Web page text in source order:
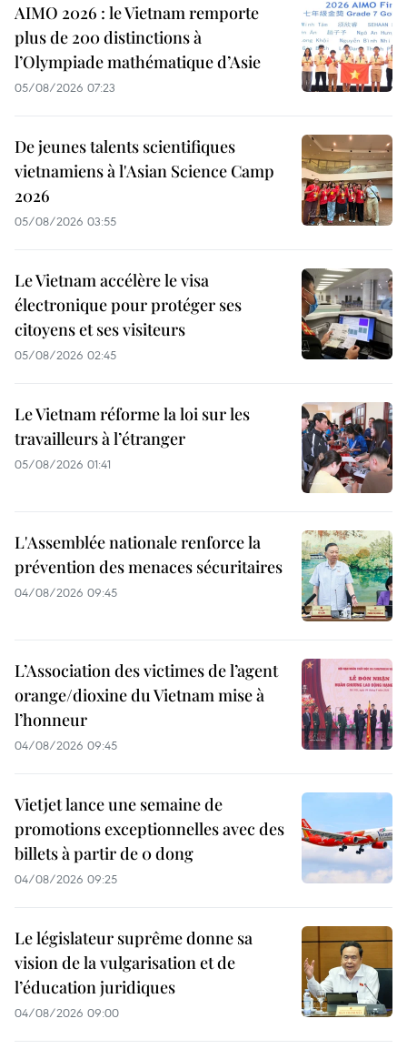
AIMO 2026 : le Vietnam remporte
plus de 200 distinctions à
l’Olympiade mathématique d’Asie
05/08/2026 07:23
De jeunes talents scientifiques
vietnamiens à l'Asian Science Camp
2026
05/08/2026 03:55
Le Vietnam accélère le visa
électronique pour protéger ses
citoyens et ses visiteurs
05/08/2026 02:45
Le Vietnam réforme la loi sur les
travailleurs à l’étranger
05/08/2026 01:41
L'Assemblée nationale renforce la
prévention des menaces sécuritaires
04/08/2026 09:45
L’Association des victimes de l’agent
orange/dioxine du Vietnam mise à
l’honneur
04/08/2026 09:45
Vietjet lance une semaine de
promotions exceptionnelles avec des
billets à partir de 0 dong
04/08/2026 09:25
Le législateur suprême donne sa
vision de la vulgarisation et de
l’éducation juridiques
04/08/2026 09:00